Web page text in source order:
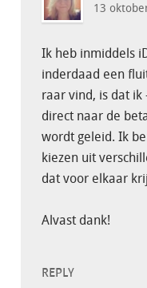
13
Ik heb inmiddels
inderdaad een
raar vind, is dat ik
direct naar de
wordt geleid. Ik
kiezen uit
dat voor elkaar
Alvast dank!
REPLY